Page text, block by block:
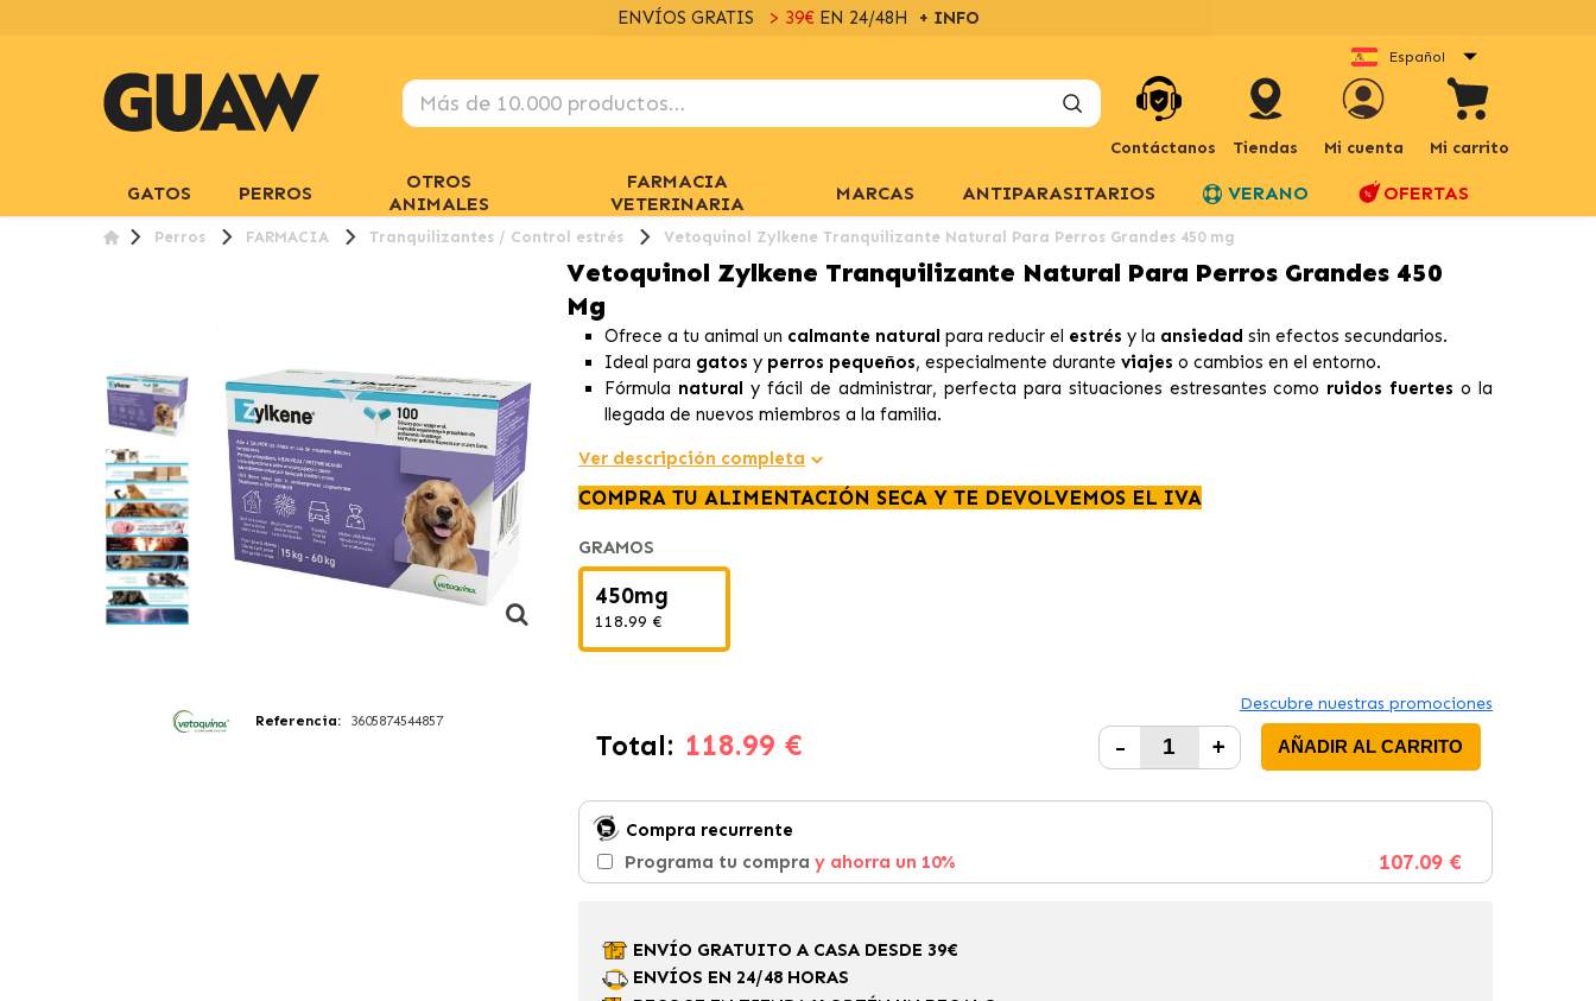
ENVÍOS GRATIS > 39€EN 24/48H + INFO
Español
Contáctanos Tiendas Mi cuenta Mi carrito
GATOS PERROS
OTROS
ANIMALES
FARMACIA
VETERINARIA
MARCAS ANTIPARASITARIOS VERANO OFERTAS
Perros FARMACIA Tranquilizantes / Control estrés Vetoquinol Zylkene Tranquilizante Natural Para Perros Grandes 450 mg
Vetoquinol Zylkene Tranquilizante Natural Para Perros Grandes 450
Mg
Referencia: 3605874544857
Ofrece a tu animal un calmante natural para reducir el estrés y la ansiedad sin efectos secundarios.
Ideal para gatos y perros pequeños, especialmente duranteviajes o cambios en el entorno.
Fórmula natural y fácil de administrar, perfecta para situaciones estresantes como ruidos fuertes o la
llegada de nuevos miembros a la familia.
Ver descripción completa
COMPRA TU ALIMENTACIÓN SECA Y TE DEVOLVEMOS EL IVA
GRAMOS
450mg
118.99 €
Descubre nuestras promociones
Total: 118.99 € - + AÑADIR AL CARRITO
Compra recurrente
Programa tu compra y ahorra un 10% 107.09 €
ENVÍO GRATUITO A CASA DESDE 39€
ENVÍOS EN 24/48 HORAS